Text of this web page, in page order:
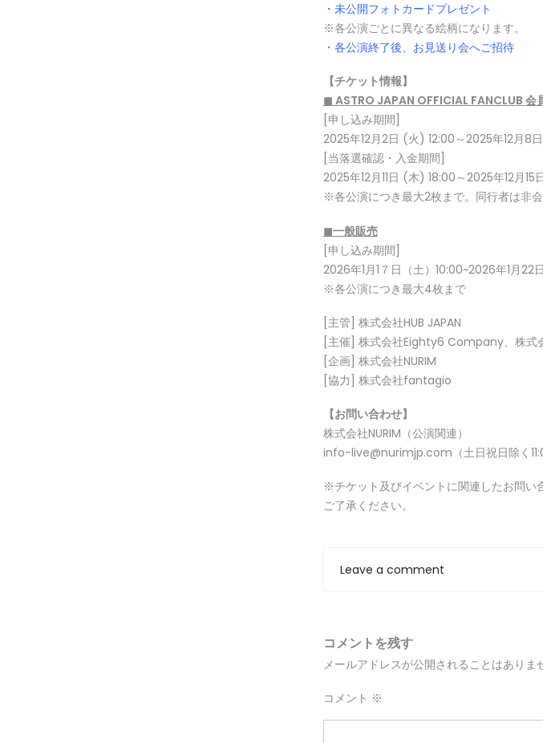
・未公開フォトカードプレゼント
※各公演ごとに異なる絵柄になります。
・各公演終了後、お見送り会へご招待
【チケット情報】
◼ ASTRO JAPAN OFFICIAL FANCLUB 会
[申し込み期間]
2025年12月2日 (火) 12:00～2025年12月8
[当落選確認・入金期間]
2025年12月11日 (木) 18:00～2025年12月
※各公演につき最大2枚まで。同行者は非会
◼一般販売
[申し込み期間]
2026年1月1７日（土）10:00~2026年1月22
※各公演につき最大4枚まで
[主管] 株式会社HUB JAPAN
[主催] 株式会社Eighty6 Company、株
[企画] 株式会社NURIM
[協力] 株式会社fantagio
【お問い合わせ】
株式会社NURIM（公演関連）
info-live@nurimjp.com（土日祝日除く
※チケット及びイベントに関連したお問い
ご了承ください。
Leave a comment
コメントを残す
メールアドレスが公開されることはありま
コメント ※